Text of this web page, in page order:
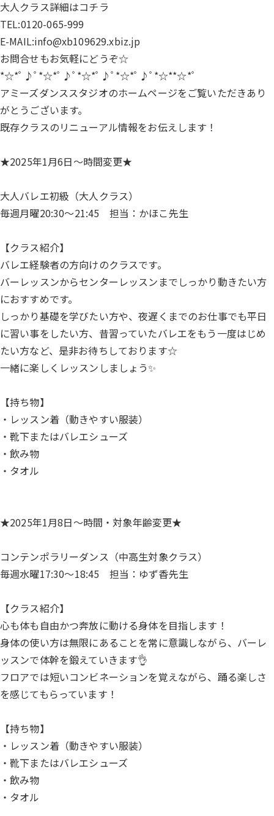
大人クラス詳細はコチラ
TEL:0120-065-999
E-MAIL:info@xb109629.xbiz.jp
お問合せもお気軽にどうぞ☆
*☆*ﾟ♪ﾟ*☆*ﾟ♪ﾟ*☆*ﾟ♪ﾟ*☆*ﾟ♪ﾟ*☆**☆*ﾟ
アミーズダンススタジオのホームページをご覧いただきあり
がとうございます。
既存クラスのリニューアル情報をお伝えします！
★2025年1月6日～時間変更★
大人バレエ初級（大人クラス）
毎週月曜20:30～21:45 担当：かほこ先生
【クラス紹介】
バレエ経験者の方向けのクラスです。
バーレッスンからセンターレッスンまでしっかり動きたい方
におすすめです。
しっかり基礎を学びたい方や、夜遅くまでのお仕事でも平日
に習い事をしたい方、昔習っていたバレエをもう一度はじめ
たい方など、是非お待ちしております☆
一緒に楽しくレッスンしましょう✨
【持ち物】
・レッスン着（動きやすい服装）
・靴下またはバレエシューズ
・飲み物
・タオル
★2025年1月8日～時間・対象年齢変更★
コンテンポラリーダンス（中高生対象クラス）
毎週水曜17:30～18:45 担当：ゆず香先生
【クラス紹介】
心も体も自由かつ奔放に動ける身体を目指します！
身体の使い方は無限にあることを常に意識しながら、バーレ
ッスンで体幹を鍛えていきます👌
フロアでは短いコンビネーションを覚えながら、踊る楽しさ
を感じてもらっています！
【持ち物】
・レッスン着（動きやすい服装）
・靴下またはバレエシューズ
・飲み物
・タオル